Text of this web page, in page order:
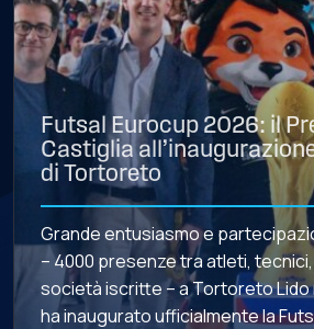
Futsal Eurocup 2026: il
Castiglia
di Tortoreto
Grande entusiasmo e
– 4000 presenze tra atleti,
società iscritte – a Tortoreto Lido
ha inaugurato ufficialmente la